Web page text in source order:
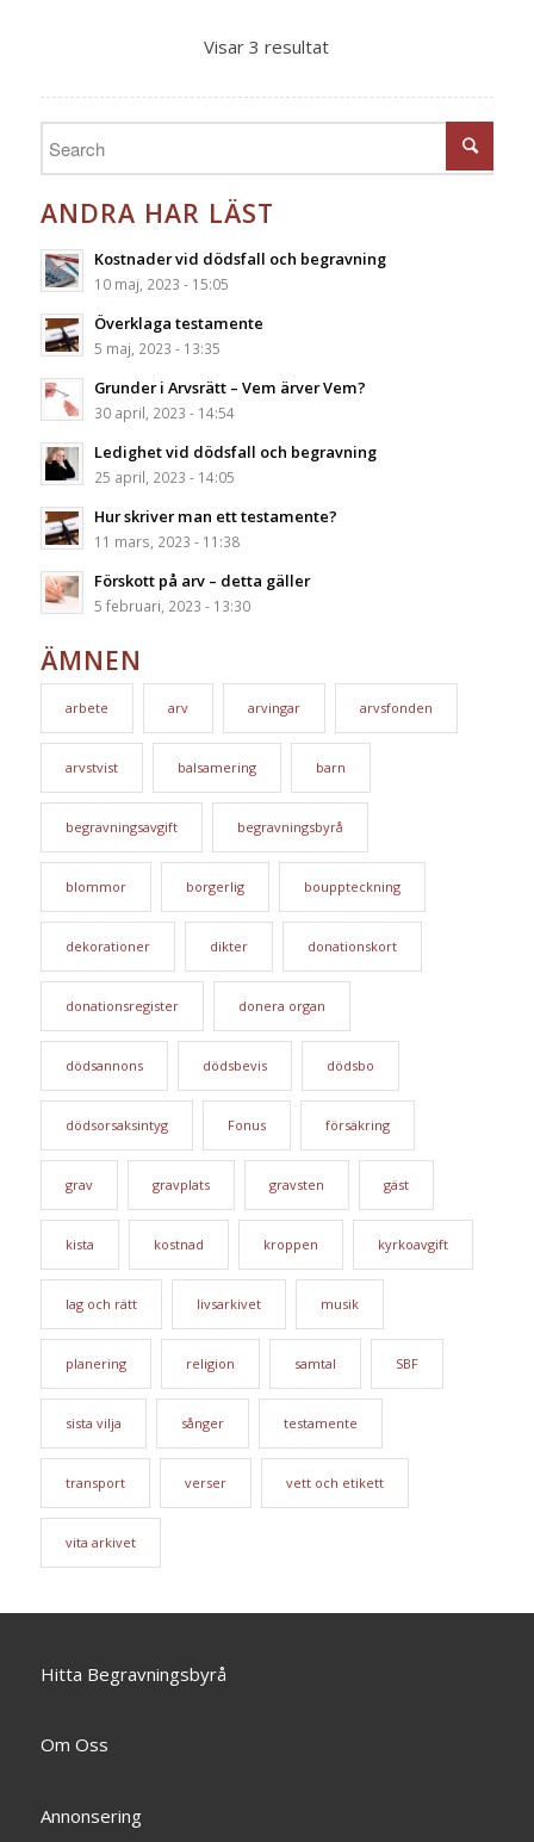
Visar 3 resultat
ANDRA HAR LÄST
Kostnader vid dödsfall och begravning
10 maj, 2023 - 15:05
Överklaga testamente
5 maj, 2023 - 13:35
Grunder i Arvsrätt – Vem ärver Vem?
30 april, 2023 - 14:54
Ledighet vid dödsfall och begravning
25 april, 2023 - 14:05
Hur skriver man ett testamente?
11 mars, 2023 - 11:38
Förskott på arv – detta gäller
5 februari, 2023 - 13:30
ÄMNEN
arbete arv arvingar arvsfonden
arvstvist balsamering barn
begravningsavgift begravningsbyrå
blommor borgerlig bouppteckning
dekorationer dikter donationskort
donationsregister donera organ
dödsannons dödsbevis dödsbo
dödsorsaksintyg Fonus försäkring
grav gravplats gravsten gäst
kista kostnad kroppen kyrkoavgift
lag och rätt livsarkivet musik
planering religion samtal SBF
sista vilja sånger testamente
transport verser vett och etikett
vita arkivet
Hitta Begravningsbyrå
Om Oss
Annonsering